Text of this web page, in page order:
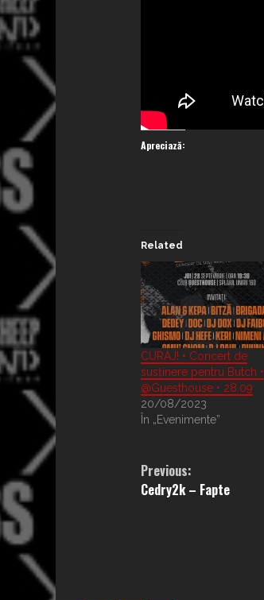
Apreciază:
Related
CURAJ! • Concert de
susținere pentru Butch •
@Guesthouse • 28.09
20/08/2023
În „Evenimente”
Continue
Reading
Previous:
Cedry2k – Fapte